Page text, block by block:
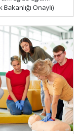
Bakanlığı Onaylı)